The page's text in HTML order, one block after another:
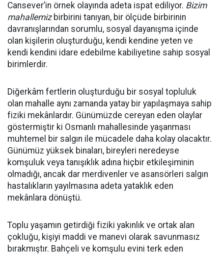
Cansever’in örnek olayında adeta ispat ediliyor. Bizim
mahallemizbirbirini tanıyan, bir ölçüde birbirinin
davranışlarından sorumlu, sosyal dayanışma içinde
olan kişilerin oluşturduğu, kendi kendine yeten ve
kendi kendini idare edebilme kabiliyetine sahip sosyal
birimlerdir.
Diğerkâm fertlerin oluşturduğu bir sosyal topluluk
olan mahalle aynı zamanda yatay bir yapılaşmaya sahip
fiziki mekânlardır. Günümüzde cereyan eden olaylar
göstermiştir ki Osmanlı mahallesinde yaşanması
muhtemel bir salgın ile mücadele daha kolay olacaktır.
Günümüz yüksek binaları, bireyleri neredeyse
komşuluk veya tanışıklık adına hiçbir etkileşiminin
olmadığı, ancak dar merdivenler ve asansörleri salgın
hastalıkların yayılmasına adeta yataklık eden
mekânlara dönüştü.
Toplu yaşamın getirdiği fiziki yakınlık ve ortak alan
çokluğu, kişiyi maddi ve manevi olarak savunmasız
bırakmıştır. Bahçeli ve komşulu evini terk eden